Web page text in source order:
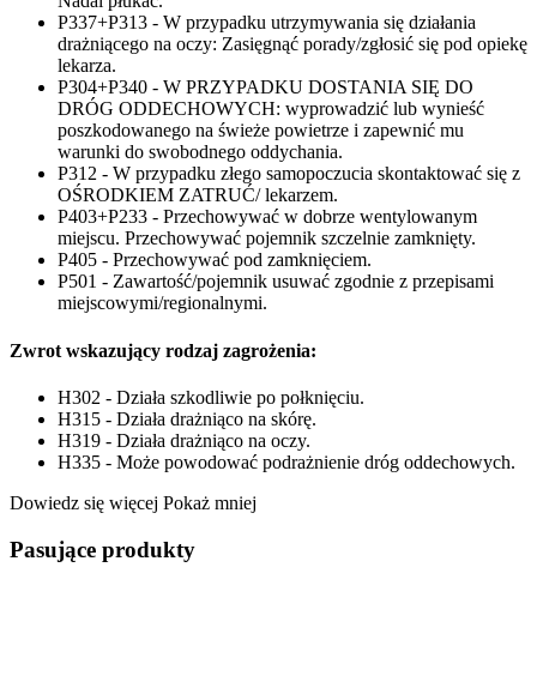
P337+P313 - W przypadku utrzymywania się działania
drażniącego na oczy: Zasięgnąć porady/zgłosić się pod opiekę
lekarza.
P304+P340 - W PRZYPADKU DOSTANIA SIĘ DO
DRÓG ODDECHOWYCH: wyprowadzić lub wynieść
poszkodowanego na świeże powietrze i zapewnić mu
warunki do swobodnego oddychania.
P312 - W przypadku złego samopoczucia skontaktować się z
OŚRODKIEM ZATRUĆ/ lekarzem.
P403+P233 - Przechowywać w dobrze wentylowanym
miejscu. Przechowywać pojemnik szczelnie zamknięty.
P405 - Przechowywać pod zamknięciem.
P501 - Zawartość/pojemnik usuwać zgodnie z przepisami
miejscowymi/regionalnymi.
Zwrot wskazujący rodzaj zagrożenia:
H302 - Działa szkodliwie po połknięciu.
H315 - Działa drażniąco na skórę.
H319 - Działa drażniąco na oczy.
H335 - Może powodować podrażnienie dróg oddechowych.
Dowiedz się więcej Pokaż mniej
Pasujące produkty